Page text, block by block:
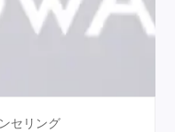
セリング